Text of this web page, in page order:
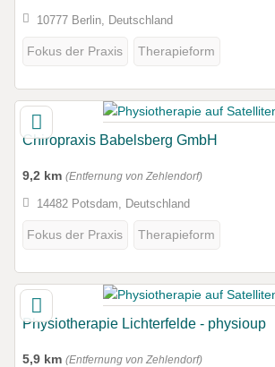
10777 Berlin, Deutschland
Fokus der Praxis Therapieform
Chiropraxis Babelsberg GmbH
9,2 km (Entfernung von Zehlendorf)
14482 Potsdam, Deutschland
Fokus der Praxis Therapieform
Physiotherapie Lichterfelde - physioup
5,9 km (Entfernung von Zehlendorf)